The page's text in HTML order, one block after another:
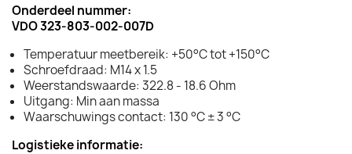
Onderdeel nummer:
VDO 323-803-002-007D
Temperatuur meetbereik: +50°C tot +150°C
Schroefdraad: M14 x 1.5
Weerstandswaarde: 322.8 - 18.6 Ohm
Uitgang: Min aan massa
Waarschuwings contact: 130 °C ± 3 °C
Logistieke informatie: